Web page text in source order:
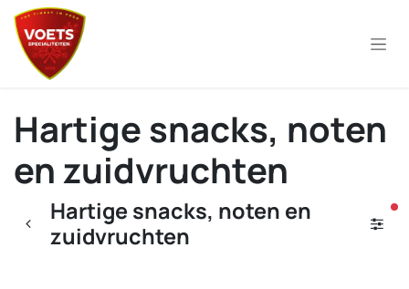
Overslaan naar inhoud
Hartige snacks, noten
en zuidvruchten
Hartige snacks, noten en
zuidvruchten